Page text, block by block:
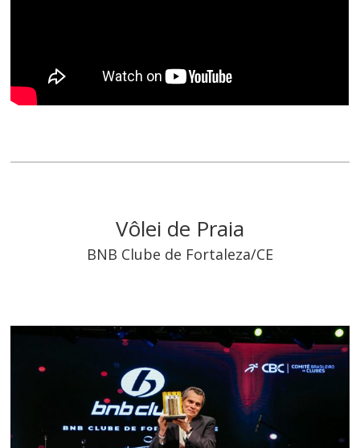
Vôlei de Praia
BNB Clube de Fortaleza/CE